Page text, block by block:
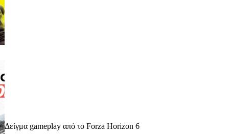
Δείγμα gameplay από το Forza Horizon 6